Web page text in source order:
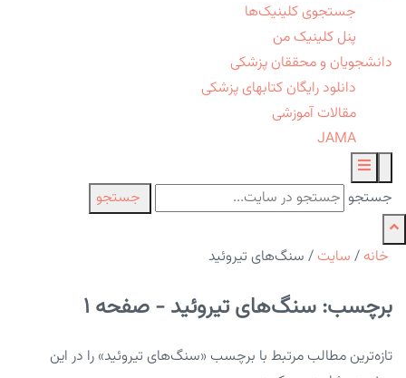
جستجوی کلینیک‌ها
پنل کلینیک من
دانشجویان و محققان پزشکی
دانلود رایگان کتابهای پزشکی
مقالات آموزشی
JAMA
جستجو جستجو
خانه / سایت / سنگ‌های تیروئید
برچسب: سنگ‌های تیروئید - صفحه 1
تازه‌ترین مطالب مرتبط با برچسب «سنگ‌های تیروئید» را در این